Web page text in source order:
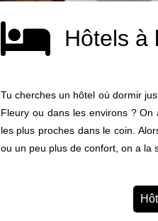
Hôtels à
Tu cherches un hôtel où dormir
Fleury ou dans les environs ?
les plus proches dans le coin.
ou un peu plus de confort, on a la